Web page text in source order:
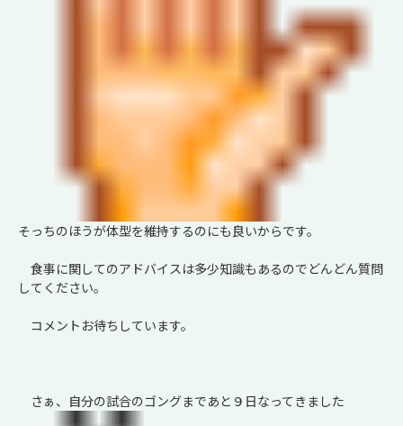
そっちのほうが体型を維持するのにも良いからです。
食事に関してのアドバイスは多少知識もあるのでどんどん質問
してください。
コメントお待ちしています。
さぁ、自分の試合のゴングまであと９日なってきました